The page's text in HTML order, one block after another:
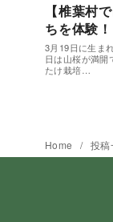
【椎葉村
ちを体験！
3月19日に生ま
日は山桜が満
たけ栽培…
Home 投稿